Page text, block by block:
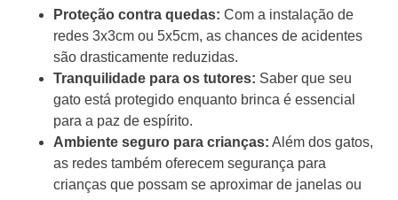
Proteção contra quedas: Com a instalação de
redes 3x3cm ou 5x5cm, as chances de acidentes
são drasticamente reduzidas.
Tranquilidade para os tutores: Saber que seu
gato está protegido enquanto brinca é essencial
para a paz de espírito.
Ambiente seguro para crianças: Além dos gatos,
as redes também oferecem segurança para
crianças que possam se aproximar de janelas ou